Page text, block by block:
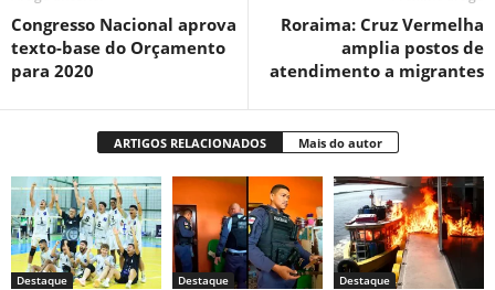
Congresso Nacional aprova
texto-base do Orçamento
para 2020
Roraima: Cruz Vermelha
amplia postos de
atendimento a migrantes
ARTIGOS RELACIONADOS Mais do autor
Destaque Destaque Destaque